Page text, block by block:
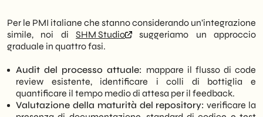
Per le PMI italiane che stanno considerando un’integrazione
simile, noi di SHM Studio
suggeriamo un approccio
graduale in quattro fasi.
Audit del processo attuale: mappare il flusso di code
review esistente, identificare i colli di bottiglia e
quantificare il tempo medio di attesa per il feedback.
Valutazione della maturità del repository: verificare la